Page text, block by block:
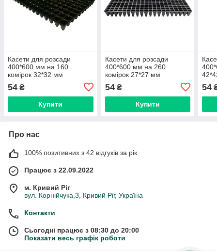
Касети для розсади
400*600 мм на 160
комірок 32*32 мм
54 ₴
Купити
Касети для розсади
400*600 мм на 260
комірок 27*27 мм
54₴
Купити
54
Про нас
100% позитивних з 42 відгуків за рік
Працює з 22.09.2022
м. Кривий Ріг
вул. Корнійчука,3, Кривий Ріг, Україна
Контакти
Сьогодні працює з 08:30 до 20:00
Показати весь графік роботи